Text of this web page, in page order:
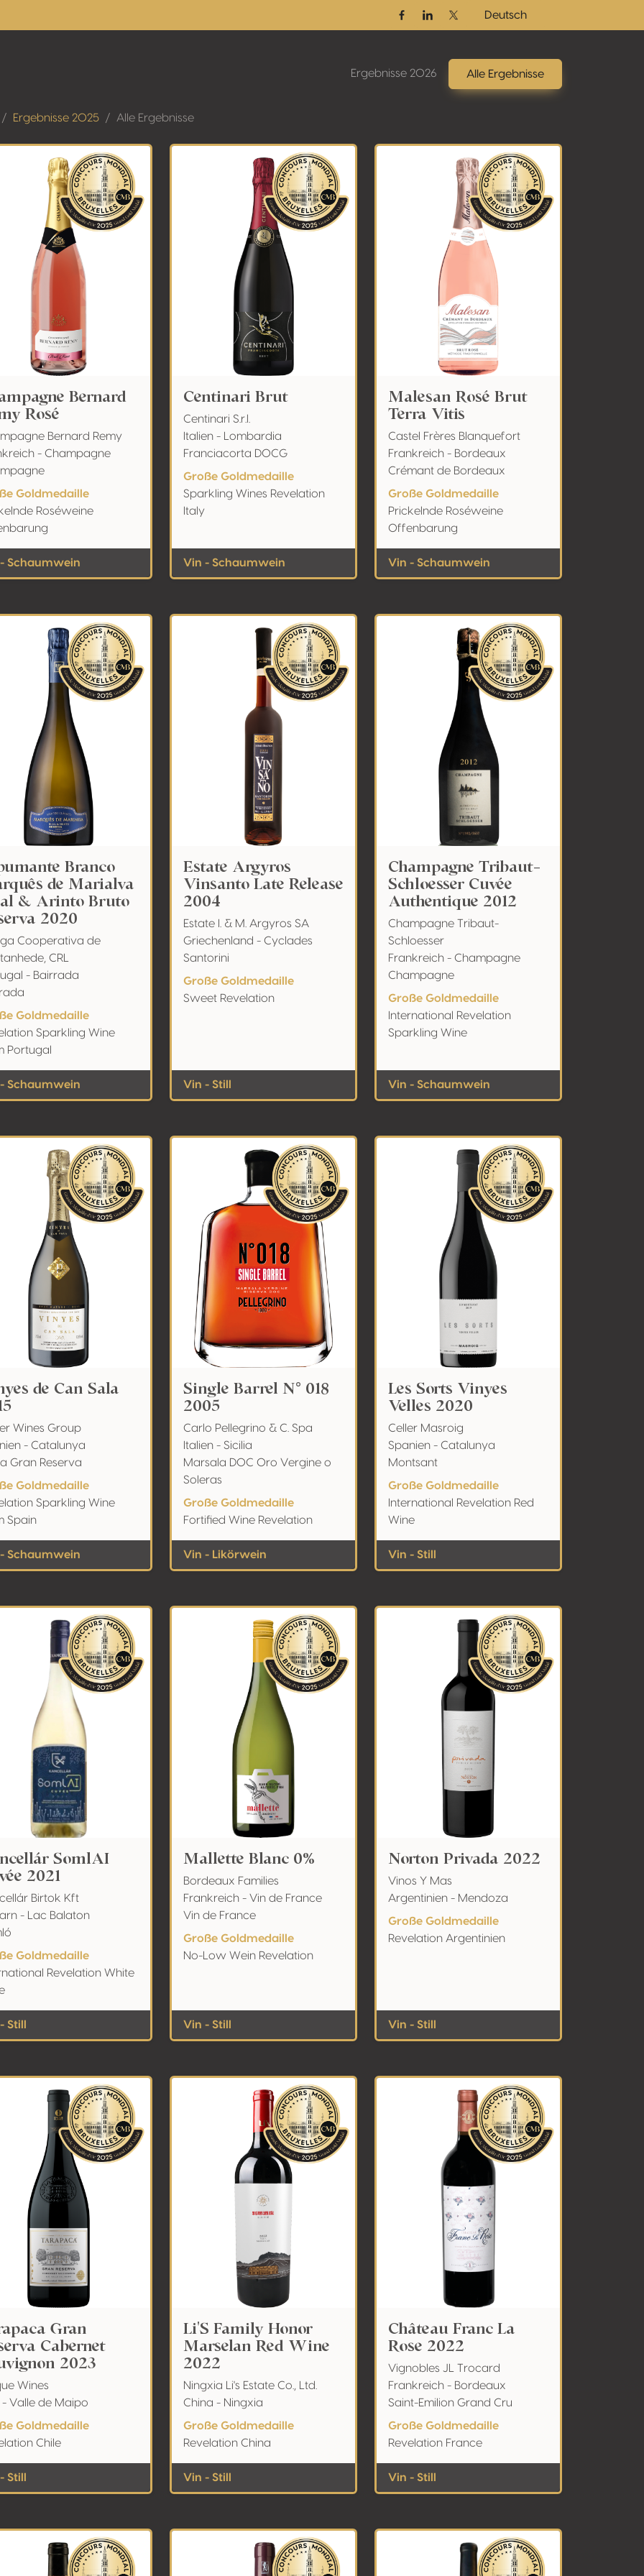
FacebookLinkedinTwitter / X
Deutsch
Ergebnisse 2026 Alle Ergebnisse
Ergebnisse 2025 Alle Ergebnisse
Bernard
Rosé
Bernard Remy
- Champagne
Goldmedaille
Roséweine
Schaumwein
Centinari Brut
Centinari S.r.l.
Italien - Lombardia
Franciacorta DOCG
Große Goldmedaille
Sparkling Wines Revelation
Italy
Vin - Schaumwein
Malesan Rosé Brut
Terra Vitis
Castel Frères Blanquefort
Frankreich - Bordeaux
Crémant de Bordeaux
Große Goldmedaille
Prickelnde Roséweine
Offenbarung
Vin - Schaumwein
Branco
de Marialva
& Arinto Bruto
2020
Cooperativa de
CRL
- Bairrada
Goldmedaille
Sparkling Wine
Portugal
Schaumwein
Estate Argyros
Vinsanto Late Release
2004
Estate I. & M. Argyros SA
Griechenland - Cyclades
Santorini
Große Goldmedaille
Sweet Revelation
Vin - Still
Champagne Tribaut-
Schloesser Cuvée
Authentique 2012
Champagne Tribaut-
Schloesser
Frankreich - Champagne
Champagne
Große Goldmedaille
International Revelation
Sparkling Wine
Vin - Schaumwein
de Can Sala
Wines Group
- Catalunya
Gran Reserva
Goldmedaille
Sparkling Wine
Spain
Schaumwein
Single Barrel N° 018
2005
Carlo Pellegrino & C. Spa
Italien - Sicilia
Marsala DOC Oro Vergine o
Soleras
Große Goldmedaille
Fortified Wine Revelation
Vin - Likörwein
Les Sorts Vinyes
Velles 2020
Celler Masroig
Spanien - Catalunya
Montsant
Große Goldmedaille
International Revelation Red
Wine
Vin - Still
SomlAI
2021
Birtok Kft
- Lac Balaton
Goldmedaille
Revelation White
Still
Mallette Blanc 0%
Bordeaux Families
Frankreich - Vin de France
Vin de France
Große Goldmedaille
No-Low Wein Revelation
Vin - Still
Norton Privada 2022
Vinos Y Mas
Argentinien - Mendoza
Große Goldmedaille
Revelation Argentinien
Vin - Still
Gran
Cabernet
2023
Wines
- Valle de Maipo
Goldmedaille
Chile
Still
Li'S Family Honor
Marselan Red Wine
2022
Ningxia Li's Estate Co., Ltd.
China - Ningxia
Große Goldmedaille
Revelation China
Vin - Still
Château Franc La
Rose 2022
Vignobles JL Trocard
Frankreich - Bordeaux
Saint-Emilion Grand Cru
Große Goldmedaille
Revelation France
Vin - Still